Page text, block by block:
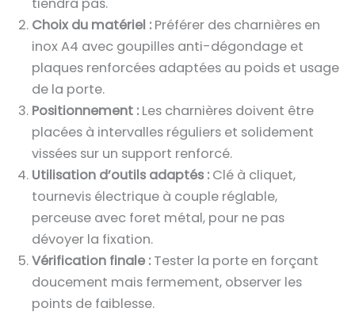
tiendra pas.
Choix du matériel : Préférer des charnières en
inox A4 avec goupilles anti-dégondage et
plaques renforcées adaptées au poids et usage
de la porte.
Positionnement : Les charnières doivent être
placées à intervalles réguliers et solidement
vissées sur un support renforcé.
Utilisation d’outils adaptés : Clé à cliquet,
tournevis électrique à couple réglable,
perceuse avec foret métal, pour ne pas
dévoyer la fixation.
Vérification finale : Tester la porte en forçant
doucement mais fermement, observer les
points de faiblesse.